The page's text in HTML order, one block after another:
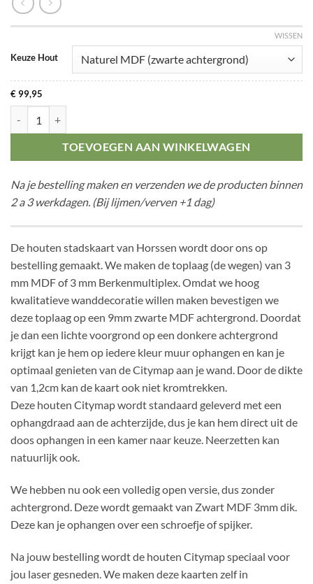
Keuze Hout
WISSEN
€99,95
TOEVOEGEN AAN WINKELWAGEN
Na je bestelling maken en verzenden we de producten binnen
2 a 3 werkdagen. (Bij lijmen/verven +1 dag)
De houten stadskaart van Horssen wordt door ons op
bestelling gemaakt. We maken de toplaag (de wegen) van 3
mm MDF of 3 mm Berkenmultiplex. Omdat we hoog
kwalitatieve wanddecoratie willen maken bevestigen we
deze toplaag op een 9mm zwarte MDF achtergrond. Doordat
je dan een lichte voorgrond op een donkere achtergrond
krijgt kan je hem op iedere kleur muur ophangen en kan je
optimaal genieten van de Citymap aan je wand. Door de dikte
van 1,2cm kan de kaart ook niet kromtrekken.
Deze houten Citymap wordt standaard geleverd met een
ophangdraad aan de achterzijde, dus je kan hem direct uit de
doos ophangen in een kamer naar keuze. Neerzetten kan
natuurlijk ook.
We hebben nu ook een volledig open versie, dus zonder
achtergrond. Deze wordt gemaakt van Zwart MDF 3mm dik.
Deze kan je ophangen over een schroefje of spijker.
Na jouw bestelling wordt de houten Citymap speciaal voor
jou laser gesneden. We maken deze kaarten zelf in